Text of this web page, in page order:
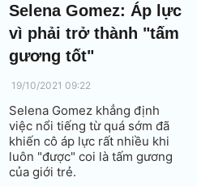
Selena Gomez: Áp lực
vì phải trở thành "tấm
gương tốt"
19/10/2021 09:22
Selena Gomez khẳng định
việc nổi tiếng từ quá sớm đã
khiến cô áp lực rất nhiều khi
luôn "được" coi là tấm gương
của giới trẻ.